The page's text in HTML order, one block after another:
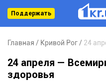
Поддержать
Главная Кривой Рог
24 апреля —
здоровья